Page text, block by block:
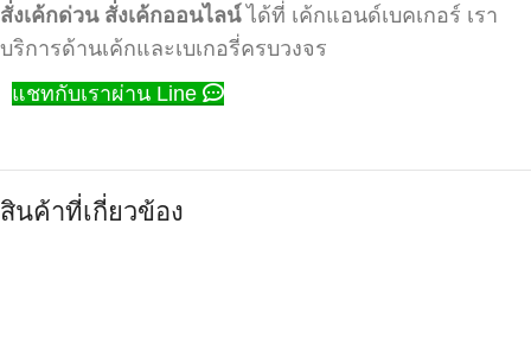
สั่งเค้กด่วน สั่งเค้กออนไลน์ได้ที่ เค้กแอนด์เบคเกอร์ เรา
บริการด้านเค้กและเบเกอรี่ครบวงจร
แชทกับเราผ่าน Line
สินค้าที่เกี่ยวข้อง